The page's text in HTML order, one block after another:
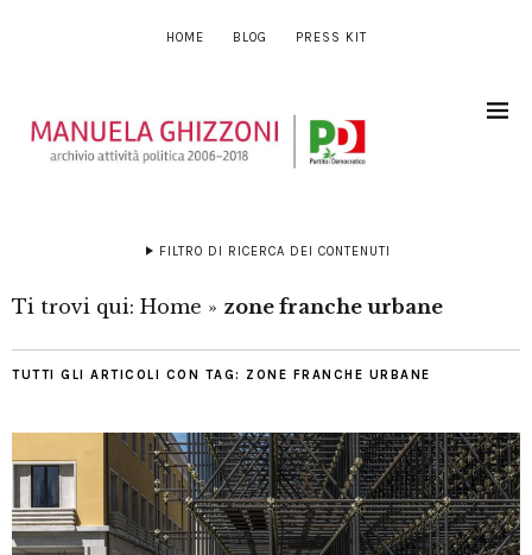
HOME BLOG PRESS KIT
FILTRO DI RICERCA DEI CONTENUTI
Ti trovi qui: Home » zone franche urbane
TUTTI GLI ARTICOLI CON TAG: ZONE FRANCHE URBANE